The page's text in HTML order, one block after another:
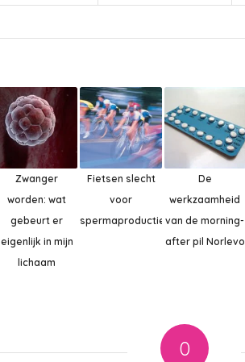
Zwanger
worden: wat
gebeurt er
eigenlijk in mijn
lichaam
Fietsen slecht
voor
spermaproductie
De
werkzaamheid
van de morning-
after pil Norlevo
0